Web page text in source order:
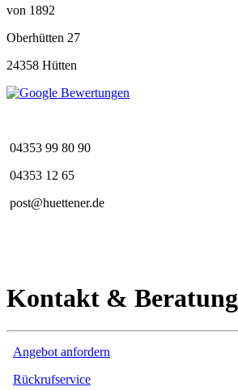
von 1892
Oberhütten 27
24358 Hütten
04353 99 80 90
04353 12 65
post@huettener.de
Kontakt & Beratung
Angebot anfordern
Rückrufservice